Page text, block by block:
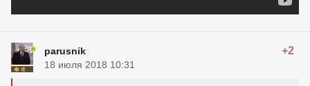
parusnik +2
18 июля 2018 10:31